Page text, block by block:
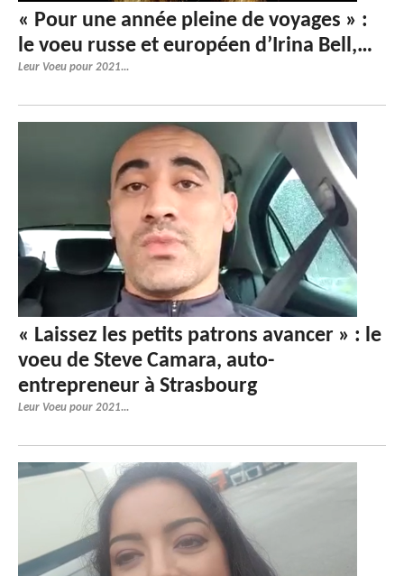
« Pour une année pleine de voyages » :
le voeu russe et européen d’Irina Bell,…
Leur Voeu pour 2021...
« Laissez les petits patrons avancer » : le
voeu de Steve Camara, auto-
entrepreneur à Strasbourg
Leur Voeu pour 2021...